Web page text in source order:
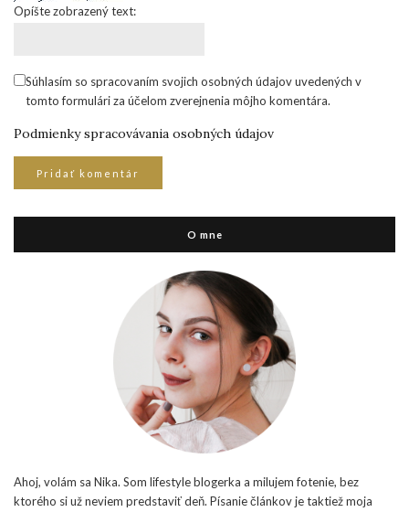
Opíšte zobrazený text:
Súhlasím so spracovaním svojich osobných údajov uvedených v
tomto formulári za účelom zverejnenia môjho komentára.
Podmienky spracovávania osobných údajov
O mne
Ahoj, volám sa Nika. Som lifestyle blogerka a milujem fotenie, bez
ktorého si už neviem predstaviť deň. Písanie článkov je taktiež moja